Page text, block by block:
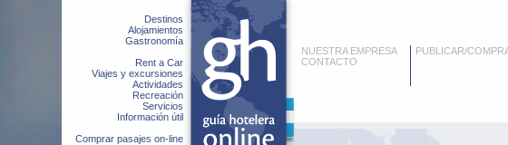
Destinos
Alojamientos
Gastronomía
Rent a Car
Viajes y excursiones
Actividades
Recreación
Servicios
Información útil
Comprar pasajes on-line
NUESTRA EMPRESA
CONTACTO
PUBLICAR/